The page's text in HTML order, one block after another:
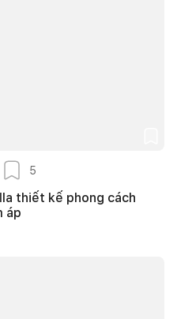
5
thiết kế phong cách
áp